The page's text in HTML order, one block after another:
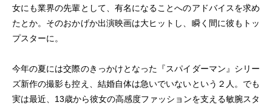
女にも業界の先輩として、有名になることへのアドバイスを求め
たとか。そのおかげか出演映画は大ヒットし、瞬く間に彼もトッ
プスターに。
今年の夏には交際のきっかけとなった『スパイダーマン』シリー
ズ新作の撮影も控え、結婚自体は急いでいないという２人。でも
実は最近、13歳から彼女の高感度ファッションを支える敏腕スタ